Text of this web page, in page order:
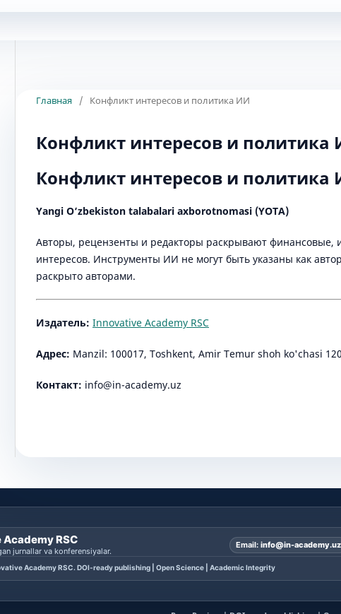
Главная / Конфликт интересов и политика ИИ
Конфликт интересов и политика
Конфликт интересов и политика
Yangi O‘zbekiston talabalari axborotnomasi (YOTA)
Авторы, рецензенты и редакторы раскрывают финансовые,
интересов. Инструменты ИИ не могут быть указаны как
раскрыто авторами.
Издатель: Innovative Academy RSC
Адрес: Manzil: 100017, Toshkent, Amir Temur shoh ko'chasi
Контакт: info@in-academy.uz
RSC
jurnallar va konferensiyalar.
Email: info@in-academy.uz
Academy RSC. DOI-ready publishing | Open Science | Academic Integrity